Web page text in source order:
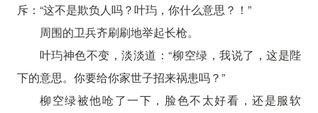
斥：“这不是欺负人吗？叶玙，你什么意思？！”
周围的卫兵齐刷刷地举起长枪。
叶玙神色不变，淡淡道：“柳空绿，我说了，这是陛
下的意思。你要给你家世子招来祸患吗？”
柳空绿被他呛了一下，脸色不太好看，还是服软